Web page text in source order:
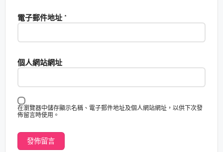
電子郵件地址 *
個人網站網址
在瀏覽器中儲存顯示名稱、電子郵件地址及個人網站網址，以供下次發
佈留言時使用。